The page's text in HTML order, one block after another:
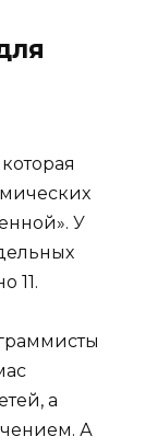
У
11.
а
А